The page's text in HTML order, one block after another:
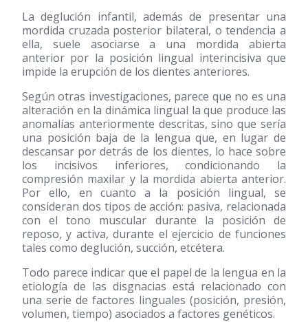
La deglución infantil, además de presentar una
mordida cruzada posterior bilateral, o tendencia a
ella, suele asociarse a una mordida abierta
anterior por la posición lingual interincisiva que
impide la erupción de los dientes anteriores.
Según otras investigaciones, parece que no es una
alteración en la dinámica lingual la que produce las
anomalías anteriormente descritas, sino que sería
una posición baja de la lengua que, en lugar de
descansar por detrás de los dientes, lo hace sobre
los incisivos inferiores, condicionando la
compresión maxilar y la mordida abierta anterior.
Por ello, en cuanto a la posición lingual, se
consideran dos tipos de acción: pasiva, relacionada
con el tono muscular durante la posición de
reposo, y activa, durante el ejercicio de funciones
tales como deglución, succión, etcétera.
Todo parece indicar que el papel de la lengua en la
etiología de las disgnacias está relacionado con
una serie de factores linguales (posición, presión,
volumen, tiempo) asociados a factores genéticos.